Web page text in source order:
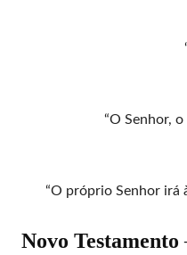
“O Senhor,
“O próprio Senhor irá
Novo Testamento